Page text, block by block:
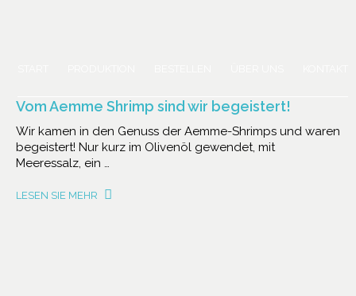
Vom Aemme Shrimp sind wir begeistert!
Wir kamen in den Genuss der Aemme-Shrimps und waren
begeistert! Nur kurz im Olivenöl gewendet, mit
Meeressalz, ein …
LESEN SIE MEHR